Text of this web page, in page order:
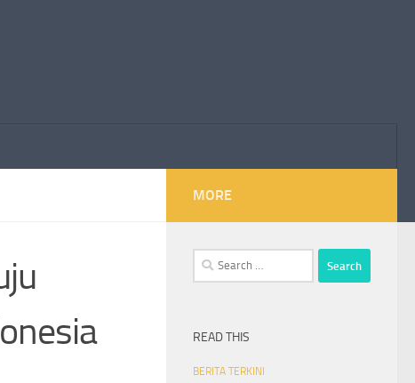
MORE
Search
for:
READ THIS
BERITA TERKINI